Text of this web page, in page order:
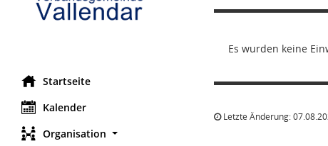
Startseite
Kalender
Organisation
Es wurden keine
Letzte Änderung: